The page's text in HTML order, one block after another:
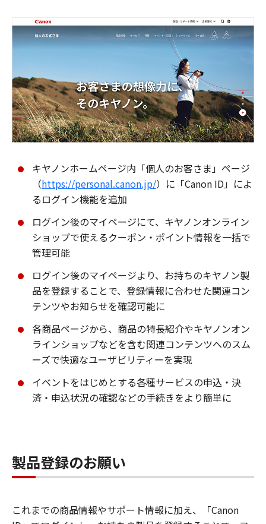
キヤノンホームページ内「個人のお客さま」ページ
（https://personal.canon.jp/）に「Canon ID」によ
るログイン機能を追加
ログイン後のマイページにて、キヤノンオンライン
ショップで使えるクーポン・ポイント情報を一括で
管理可能
ログイン後のマイページより、お持ちのキヤノン製
品を登録することで、登録情報に合わせた関連コン
テンツやお知らせを確認可能に
各商品ページから、商品の特長紹介やキヤノンオン
ラインショップなどを含む関連コンテンツへのスム
ーズで快適なユーザビリティーを実現
イベントをはじめとする各種サービスの申込・決
済・申込状況の確認などの手続きをより簡単に
製品登録のお願い
これまでの商品情報やサポート情報に加え、「Canon